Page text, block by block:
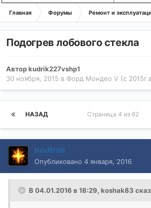
Главная Форумы Ремонт и
Подогрев лобового стекла
Авторkudrik227vshp1
30 ноября, 2015 в Форд Мондео V (с
НАЗАД Страница 4 из 62
nodtrial
Опубликовано 4 января, 2016
В 04.01.2016 в 18:29, koshak83